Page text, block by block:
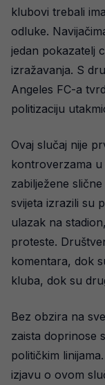
klubovi trebali
odluke.
jedan pokazatelj
izražavanja. S
Angeles FC-a
politizaciju
Ovaj slučaj nije
kontroverzama u
zabilježene
svijeta izrazili su
ulazak na
proteste.
komentara, dok
kluba, dok su
Bez obzira na
zaista doprinose
političkim
izjavu o ovom